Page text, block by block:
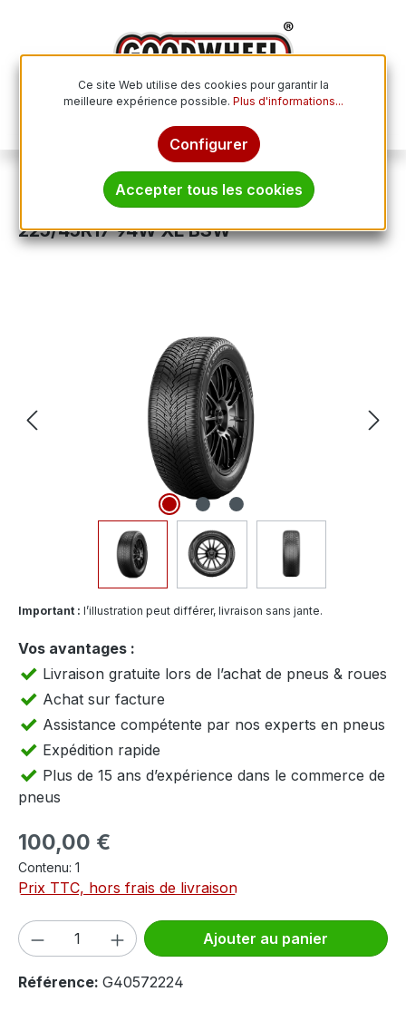
Pneus toutes saisons
PIRELLI CINTURATO ALL SEASON SF3
225/45R17 94W XL BSW
Important : l’illustration peut différer, livraison sans jante.
Vos avantages :
Livraison gratuite lors de l’achat de pneus & roues
Achat sur facture
Assistance compétente par nos experts en pneus
Expédition rapide
Plus de 15 ans d’expérience dans le commerce de
pneus
Prix régulier :
100,00 €
Contenu: 1
Prix TTC, hors frais de livraison
Quantité de produit : Entrez la
Ajouter au panier
Référence: G40572224
Ce site Web utilise des cookies pour garantir la
meilleure expérience possible. Plus d'informations...
Configurer
Accepter tous les cookies